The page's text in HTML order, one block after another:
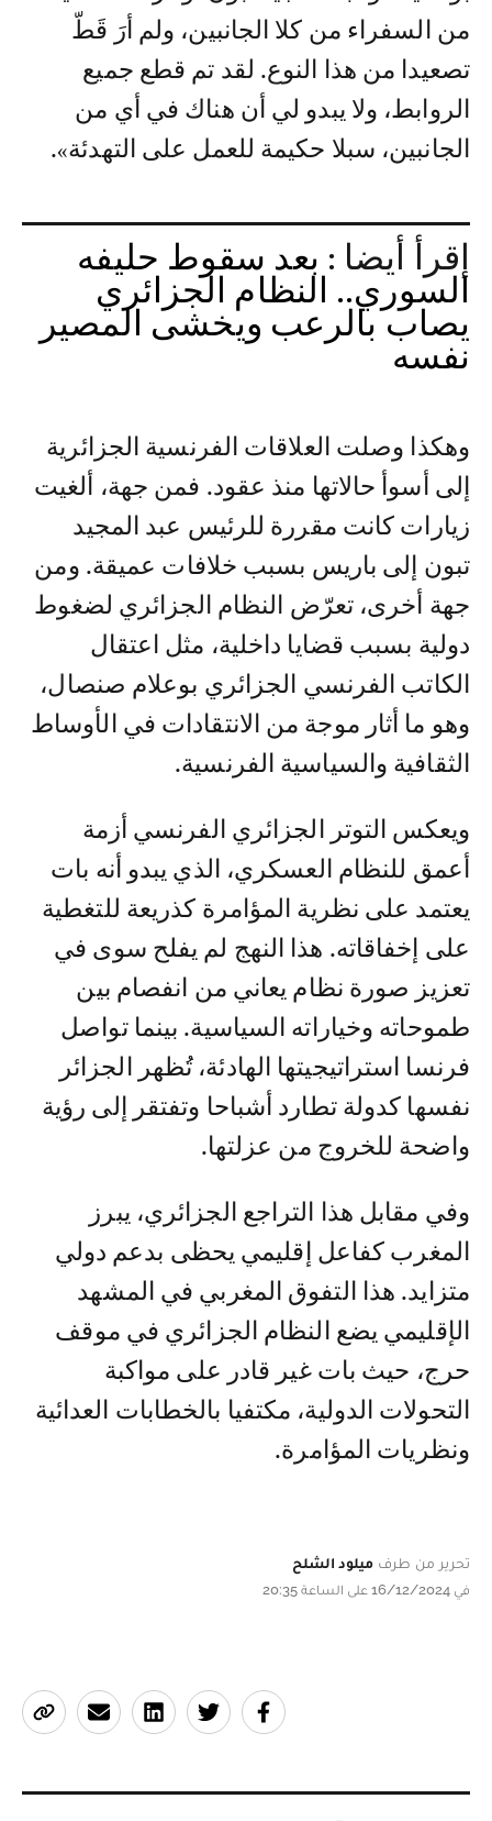
من السفراء من كلا الجانبين، ولم أرَ قَطّ
تصعيدا من هذا النوع. لقد تم قطع جميع
الروابط، ولا يبدو لي أن هناك في أي من
الجانبين، سبلا حكيمة للعمل على التهدئة».
إقرأ أيضا : بعد سقوط حليفه
السوري.. النظام الجزائري
يصاب بالرعب ويخشى المصير
نفسه
وهكذا وصلت العلاقات الفرنسية الجزائرية
إلى أسوأ حالاتها منذ عقود. فمن جهة، ألغيت
زيارات كانت مقررة للرئيس عبد المجيد
تبون إلى باريس بسبب خلافات عميقة. ومن
جهة أخرى، تعرّض النظام الجزائري لضغوط
دولية بسبب قضايا داخلية، مثل اعتقال
الكاتب الفرنسي الجزائري بوعلام صنصال،
وهو ما أثار موجة من الانتقادات في الأوساط
الثقافية والسياسية الفرنسية.
ويعكس التوتر الجزائري الفرنسي أزمة
أعمق للنظام العسكري، الذي يبدو أنه بات
يعتمد على نظرية المؤامرة كذريعة للتغطية
على إخفاقاته. هذا النهج لم يفلح سوى في
تعزيز صورة نظام يعاني من انفصام بين
طموحاته وخياراته السياسية. بينما تواصل
فرنسا استراتيجيتها الهادئة، تُظهر الجزائر
نفسها كدولة تطارد أشباحا وتفتقر إلى رؤية
واضحة للخروج من عزلتها.
وفي مقابل هذا التراجع الجزائري، يبرز
المغرب كفاعل إقليمي يحظى بدعم دولي
متزايد. هذا التفوق المغربي في المشهد
الإقليمي يضع النظام الجزائري في موقف
حرج، حيث بات غير قادر على مواكبة
التحولات الدولية، مكتفيا بالخطابات العدائية
ونظريات المؤامرة.
تحرير من طرف ميلود الشلح
في 16/12/2024 على الساعة 20:35